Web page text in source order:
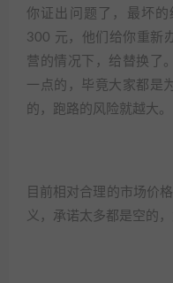
你证出问题了，最坏
300 元，他们给你重新
营的情况下，给替换了
一点的，毕竟大家都是
的，跑路的风险就越大。​
目前相对合理的市场价
义，承诺太多都是空的